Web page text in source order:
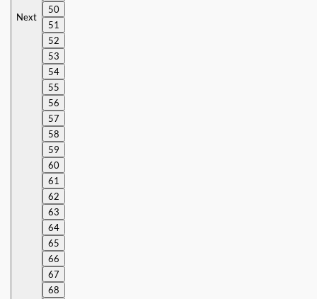
Next
50
51
52
53
54
55
56
57
58
59
60
61
62
63
64
65
66
67
68